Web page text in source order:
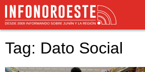
Tag: Dato Social